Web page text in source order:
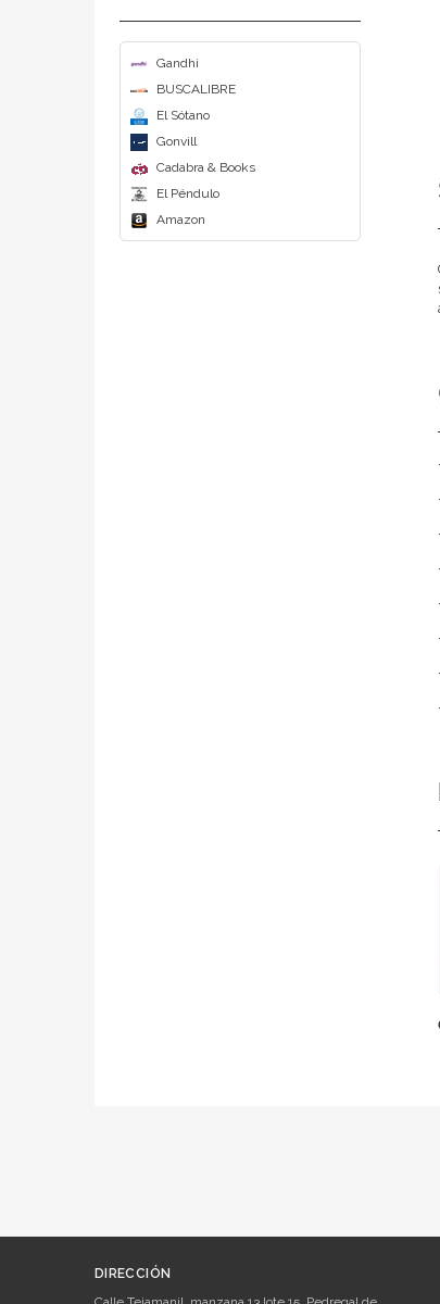
Gandhi
BUSCALIBRE
El Sótano
Gonvill
Cadabra & Books
El Péndulo
Amazon
DIRECCIÓN